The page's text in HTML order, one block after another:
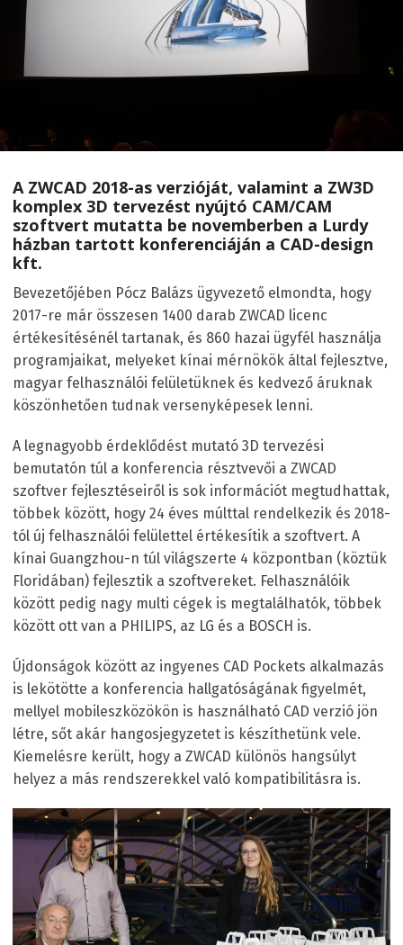
A ZWCAD 2018-as verzióját, valamint a ZW3D
komplex 3D tervezést nyújtó CAM/CAM
szoftvert mutatta be novemberben a Lurdy
házban tartott konferenciáján a CAD-design
kft.
Bevezetőjében Pócz Balázs ügyvezető elmondta, hogy
2017-re már összesen 1400 darab ZWCAD licenc
értékesítésénél tartanak, és 860 hazai ügyfél használja
programjaikat, melyeket kínai mérnökök által fejlesztve,
magyar felhasználói felületüknek és kedvező áruknak
köszönhetően tudnak versenyképesek lenni.
A legnagyobb érdeklődést mutató 3D tervezési
bemutatón túl a konferencia résztvevői a ZWCAD
szoftver fejlesztéseiről is sok információt megtudhattak,
többek között, hogy 24 éves múlttal rendelkezik és 2018-
tól új felhasználói felülettel értékesítik a szoftvert. A
kínai Guangzhou-n túl világszerte 4 központban (köztük
Floridában) fejlesztik a szoftvereket. Felhasználóik
között pedig nagy multi cégek is megtalálhatók, többek
között ott van a PHILIPS, az LG és a BOSCH is.
Újdonságok között az ingyenes CAD Pockets alkalmazás
is lekötötte a konferencia hallgatóságának figyelmét,
mellyel mobileszközökön is használható CAD verzió jön
létre, sőt akár hangosjegyzetet is készíthetünk vele.
Kiemelésre került, hogy a ZWCAD különös hangsúlyt
helyez a más rendszerekkel való kompatibilitásra is.